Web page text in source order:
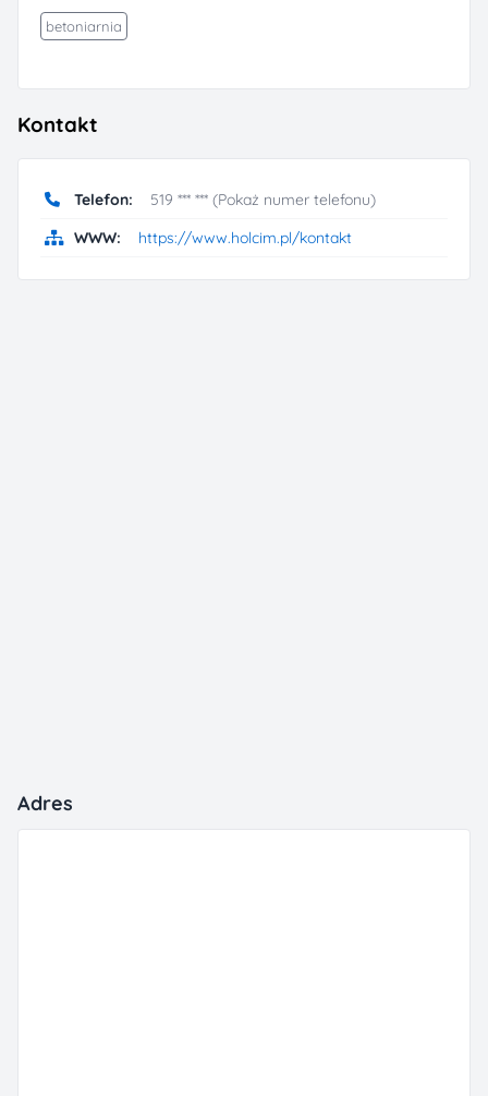
betoniarnia
Kontakt
Telefon:
519 *** *** (Pokaż numer telefonu)
WWW:
https://www.holcim.pl/kontakt
Adres